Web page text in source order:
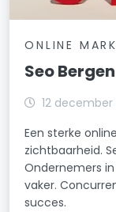
ONLINE
Seo
12 december
Een sterke
zichtbaarheid.
Ondernemers
vaker.
succes.